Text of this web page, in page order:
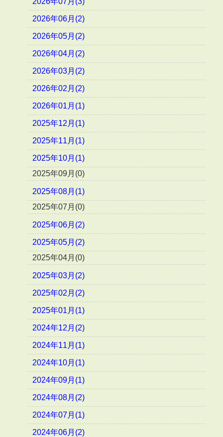
2026年06月(2)
2026年05月(2)
2026年04月(2)
2026年03月(2)
2026年02月(2)
2026年01月(1)
2025年12月(1)
2025年11月(1)
2025年10月(1)
2025年09月(0)
2025年08月(1)
2025年07月(0)
2025年06月(2)
2025年05月(2)
2025年04月(0)
2025年03月(2)
2025年02月(2)
2025年01月(1)
2024年12月(2)
2024年11月(1)
2024年10月(1)
2024年09月(1)
2024年08月(2)
2024年07月(1)
2024年06月(2)